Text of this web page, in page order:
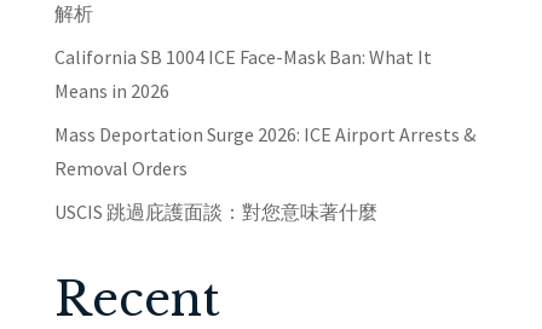
解析
California SB 1004 ICE Face-Mask Ban: What It
Means in 2026
Mass Deportation Surge 2026: ICE Airport Arrests &
Removal Orders
USCIS 跳過庇護面談：對您意味著什麼
Recent